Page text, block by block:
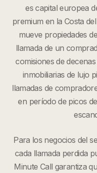
es capital europea
premium en la Costa
mueve propiedades
llamada de un
comisiones de
inmobiliarias de lujo
llamadas de
en período de picos
Para los negocios del
cada llamada perdida
Minute Call garantiza